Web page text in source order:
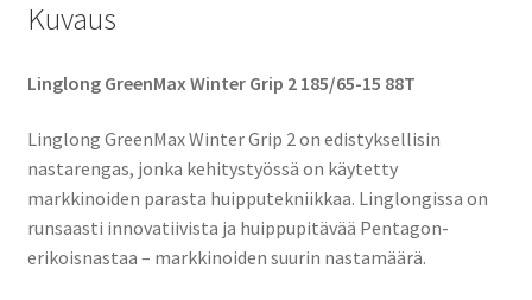
Kuvaus
Linglong GreenMax Winter Grip 2 185/65-15 88T
Linglong GreenMax Winter Grip 2 on edistyksellisin
nastarengas, jonka kehitystyössä on käytetty
markkinoiden parasta huipputekniikkaa. Linglongissa on
runsaasti innovatiivista ja huippupitävää Pentagon-
erikoisnastaa – markkinoiden suurin nastamäärä.